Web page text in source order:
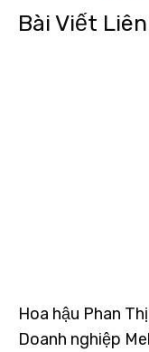
Bài Viết
Hoa hậu Phan
Doanh nghiệp